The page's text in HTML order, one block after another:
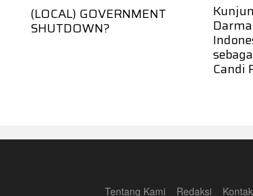
(LOCAL) GOVERNMENT
SHUTDOWN?
Candi
Tentang Kami Redaksi Kontak